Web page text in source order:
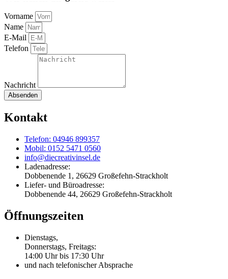
Vorname
Name
E-Mail
Telefon
Nachricht
Absenden
Kontakt
Telefon: 04946 899357
Mobil: 0152 5471 0560
info@diecreativinsel.de
Ladenadresse:
Dobbenende 1, 26629 Großefehn-Strackholt
Liefer- und Büroadresse:
Dobbenende 44, 26629 Großefehn-Strackholt
Öffnungszeiten
Dienstags,
Donnerstags, Freitags:
14:00 Uhr bis 17:30 Uhr
und nach telefonischer Absprache